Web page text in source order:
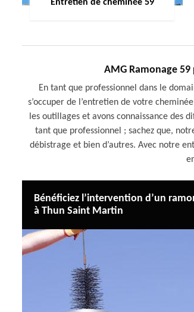
Entretien de cheminée 59
AMG Ramonage
En tant que professionnel dans le
s’occuper de l’entretien de votre
les outillages et avons connaissance des
tant que professionnel ; sachez que,
débistrage et bien d’autres. Avec notre
Bénéficiez l’intervention d’un
à Thun Saint Martin